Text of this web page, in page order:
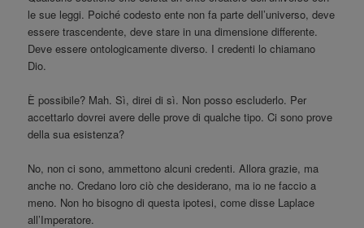
le sue leggi. Poiché codesto ente non fa parte dell’universo, deve
essere trascendente, deve stare in una dimensione differente.
Deve essere ontologicamente diverso. I credenti lo chiamano
Dio.
È possibile? Mah. Sì, direi di sì. Non posso escluderlo. Per
accettarlo dovrei avere delle prove di qualche tipo. Ci sono prove
della sua esistenza?
No, non ci sono, ammettono alcuni credenti. Allora grazie, ma
anche no. Credano loro ciò che desiderano, ma io ne faccio a
meno. Non ho bisogno di questa ipotesi, come disse Laplace
all’Imperatore.